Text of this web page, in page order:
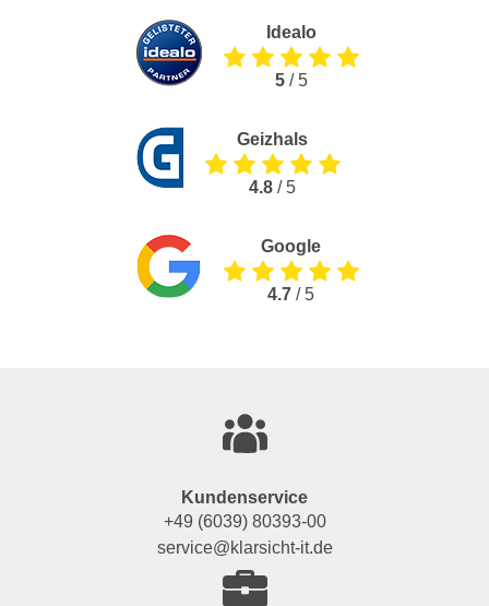
Idealo
5/ 5
Geizhals
4.8 / 5
Google
4.7 / 5
Kundenservice
+49 (6039) 80393-00
service@klarsicht-it.de